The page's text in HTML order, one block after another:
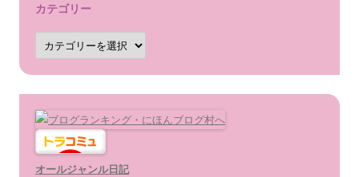
カテゴリー
カ
テ
ゴ
オールジャンル日記